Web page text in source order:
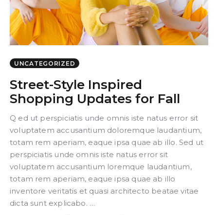
UNCATEGORIZED
Street-Style Inspired
Shopping Updates for Fall
Q ed ut perspiciatis unde omnis iste natus error sit
voluptatem accusantium doloremque laudantium,
totam rem aperiam, eaque ipsa quae ab illo. Sed ut
perspiciatis unde omnis iste natus error sit
voluptatem accusantium loremque laudantium,
totam rem aperiam, eaque ipsa quae ab illo
inventore veritatis et quasi architecto beatae vitae
dicta sunt explicabo. …